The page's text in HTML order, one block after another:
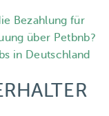
Bezahlung für
über Petbnb?
in Deutschland